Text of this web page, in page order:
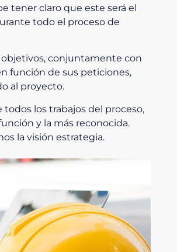
tener claro que este será el
todo el proceso de
objetivos, conjuntamente con
función de sus peticiones,
al proyecto.
todos los trabajos del proceso,
y la más reconocida.
la visión estrategia.